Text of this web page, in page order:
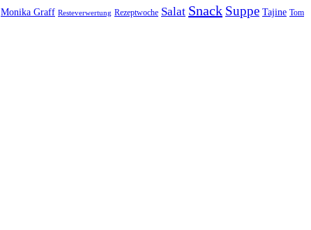
Monika Graff Resteverwertung Rezeptwoche Salat Snack Suppe Tajine Tom